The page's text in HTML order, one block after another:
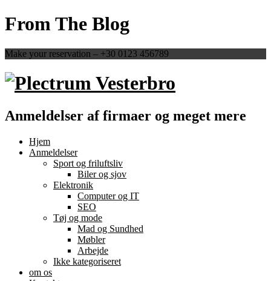
From The Blog
Make your reservation – +30 0123 456789
Anmeldelser af firmaer og meget mere
Hjem
Anmeldelser
Sport og friluftsliv
Biler og sjov
Elektronik
Computer og IT
SEO
Tøj og mode
Mad og Sundhed
Møbler
Arbejde
Ikke kategoriseret
om os